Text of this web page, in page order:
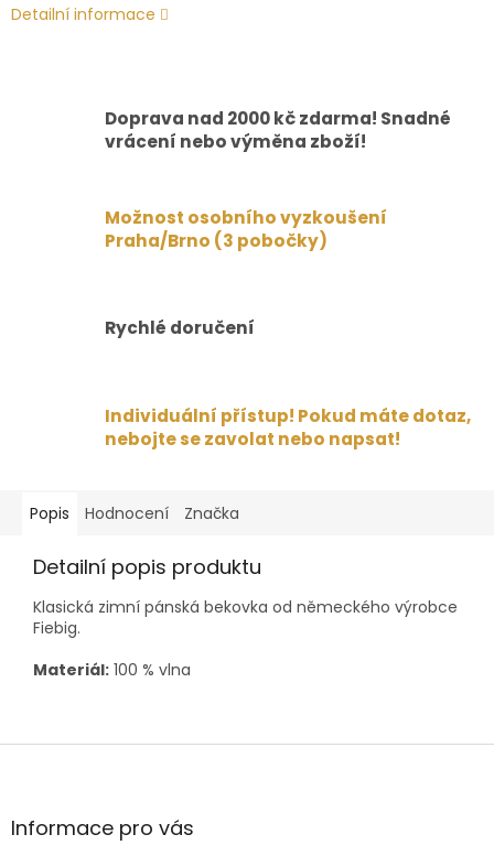
Detailní informace
Doprava nad 2000 kč zdarma! Snadné
vrácení nebo výměna zboží!
Možnost osobního vyzkoušení
Praha/Brno (3 pobočky)
Rychlé doručení
Individuální přístup! Pokud máte dotaz,
nebojte se zavolat nebo napsat!
Popis Hodnocení Značka
Detailní popis produktu
Klasická zimní pánská bekovka od německého výrobce
Fiebig.
Materiál: 100 % vlna
Z
aInformace pro vás